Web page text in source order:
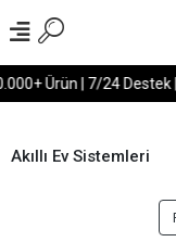
Ürün | 7/24 Destek |
Akıllı Ev Sistemleri